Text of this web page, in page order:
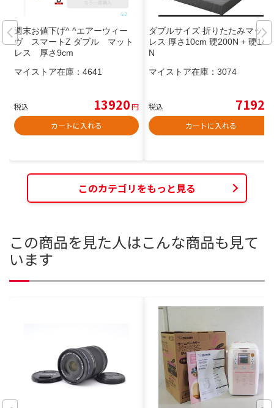
週末お値下げ^ ^エアーウィー
ヴ スマートZ ダブル マット
レス 厚さ9cm
マイストア在庫： 4641
税込 13920円
カートに入れる
ダブルサイズ 折りたたみマット
レス 厚さ10cm 硬200N + 硬140
N
マイストア在庫： 3074
税込 7192
カートに入れる
このカテゴリをもっと見る
この商品を見た人はこんな商品も見て
います